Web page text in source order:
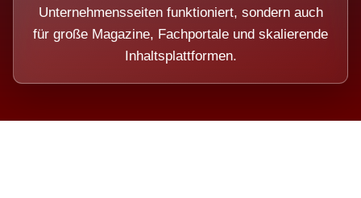
Unternehmensseiten funktioniert, sondern auch
für große Magazine, Fachportale und skalierende
Inhaltsplattformen.